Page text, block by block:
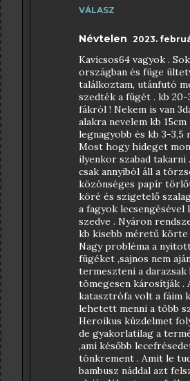
VÁLASZ
Névtelen 2023.
Kavicsos64 vagyok .
országban és füge
találkoztam, utánfutó
szedték a fügét . kb
fákról ! Nekem is van
alakra nevelem kb
legnagyobb és kb 3-3,5
Most hogy hideget
ilyenkor szabad takarni
csak annyiból áll a
közönséges papír
köré és szigetelő
a fagyok lecsengésével
szedve . Nyáron
kb kisebb méretű körte
Nagy probléma a
fügéket ,sajnos nem
termeszteni a darazsak
tömegesen károsítják .
katasztrófa volt a fáim
lehetett menni a több
Heroikus küzdelmet
de gyakorlatilag a
,ami később
tönkrement . Amit le
bambusz náddal azt